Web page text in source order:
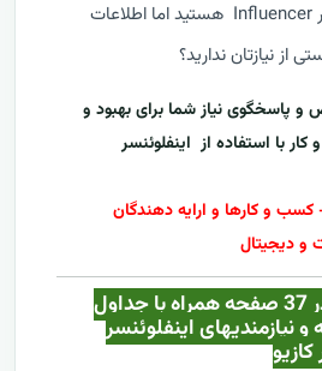
اجرای اینفلوئنسر Influencer هستید اما اطلاعات
از نیازتان ندارید؟
مخصوص و پاسخگوی نیاز شما برای بهبود و
با استفاده از اینفلوئنسر
کسب و کارها و ارایه دهندگان
و دیجیتال
یک طرح بی مانند در 37 صفحه همراه با جداول
نیازمندیهای اینفلوئنسر